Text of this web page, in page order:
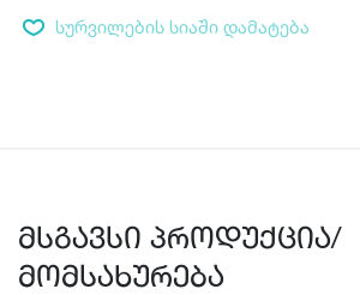
სურვილების სიაში დამატება
მსგავსი პროდუქცია/
მომსახურება